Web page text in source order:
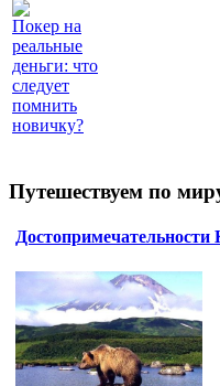
Покер на
реальные
деньги: что
следует
помнить
новичку?
Путешествуем по
Достопримечательности